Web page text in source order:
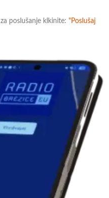
poslušanje klkinite: "Poslušaj